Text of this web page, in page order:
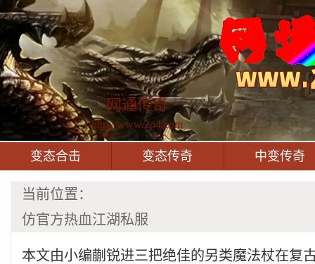
网通传奇
http://www.2p4.com
变态合击 变态传奇 中变传奇
当前位置：
仿官方热血江湖私服
本文由小编蒯锐进三把绝佳的另类魔法杖在复